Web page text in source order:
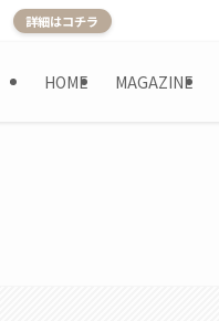
詳細はコチラ
HOME MAGAZINE